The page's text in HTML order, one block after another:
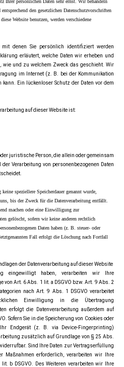
Ihrer persönlichen Daten sehr ernst. Wir behandeln
den gesetzlichen Datenschutzvorschriften
Website benutzen, werden verschiedene
mit denen Sie persönlich identifiziert werden
erläutert, welche Daten wir erheben und
wie und zu welchem Zweck das geschieht. Wir
im Internet (z. B. bei der Kommunikation
Ein lückenloser Schutz der Daten vor dem
auf dieser Website ist:
juristische Person, die allein oder gemeinsam
Verarbeitung von personenbezogenen Daten
speziellere Speicherdauer genannt wurde,
bis der Zweck für die Datenverarbeitung entfällt.
machen oder eine Einwilligung zur
gelöscht, sofern wir keine anderen rechtlich
Daten haben (z. B. steuer- oder
Fall erfolgt die Löschung nach Fortfall
der Datenverarbeitung auf dieser Website
eingewilligt haben, verarbeiten wir Ihre
von Art. 6 Abs. 1 lit. a DSGVO bzw. Art. 9 Abs. 2
nach Art. 9 Abs. 1 DSGVO verarbeitet
Einwilligung in die Übertragung
erfolgt die Datenverarbeitung außerdem auf
Sofern Sie in die Speicherung von Cookies oder
Endgerät (z. B. via Device-Fingerprinting)
zusätzlich auf Grundlage von § 25 Abs.
Sind Ihre Daten zur Vertragserfüllung
Maßnahmen erforderlich, verarbeiten wir Ihre
b DSGVO. Des Weiteren verarbeiten wir Ihre